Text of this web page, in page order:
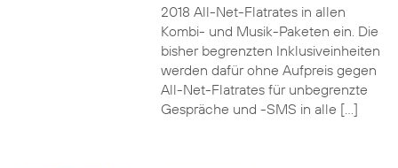
2018 All-Net-Flatrates in allen
Kombi- und Musik-Paketen ein. Die
bisher begrenzten Inklusiveinheiten
werden dafür ohne Aufpreis gegen
All-Net-Flatrates für unbegrenzte
Gespräche und -SMS in alle […]